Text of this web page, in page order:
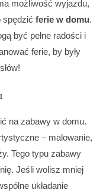
możliwość wyjazdu,
spędzić ferie w domu.
być pełne radości i
ferie, by były
na zabawy w domu.
– malowanie,
Tego typu zabawy
Jeśli wolisz mniej
układanie